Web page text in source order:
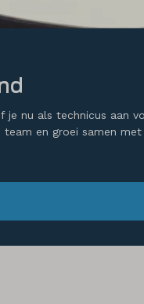
nu als technicus aan
en groei samen